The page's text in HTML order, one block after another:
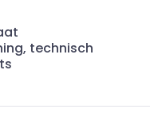
technisch